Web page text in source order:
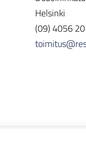
Helsinki
(09) 4056